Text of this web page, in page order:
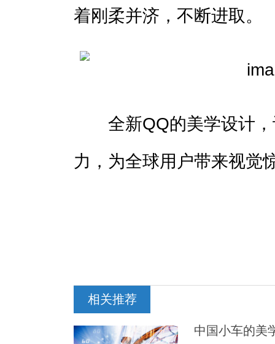
着刚柔并济，不断进取。
全新QQ的美学设计，
力，为全球用户带来视觉
相关推荐
中国小车的美